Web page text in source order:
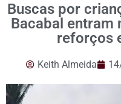
Buscas por
Bacabal entram
reforços
Keith Almeida